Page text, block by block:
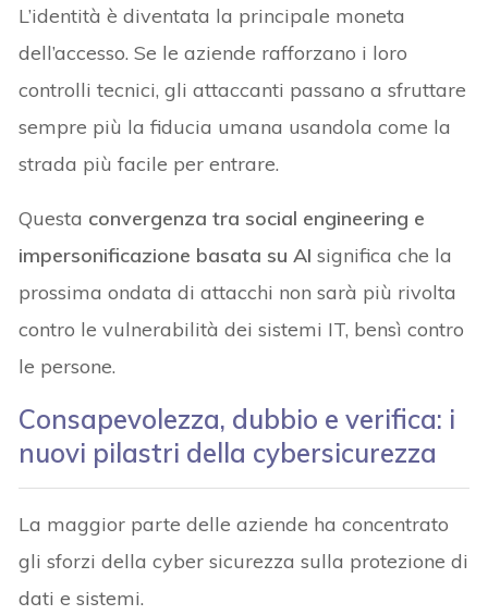
L’identità è diventata la principale moneta
dell’accesso. Se le aziende rafforzano i loro
controlli tecnici, gli attaccanti passano a sfruttare
sempre più la fiducia umana usandola come la
strada più facile per entrare.
Questa convergenza tra social engineering e
impersonificazione basata su AIsignifica che la
prossima ondata di attacchi non sarà più rivolta
contro le vulnerabilità dei sistemi IT, bensì contro
le persone.
Consapevolezza, dubbio e verifica: i
nuovi pilastri della cybersicurezza
La maggior parte delle aziende ha concentrato
gli sforzi della cyber sicurezza sulla protezione di
dati e sistemi.